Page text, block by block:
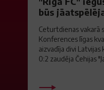
būs
Ceturtdienas vakarā
Konferences līgas
aizvadīja divi Latvijas
0:2 zaudēja Čehijas